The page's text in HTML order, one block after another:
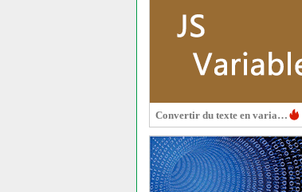
Convertir du texte en variable JS